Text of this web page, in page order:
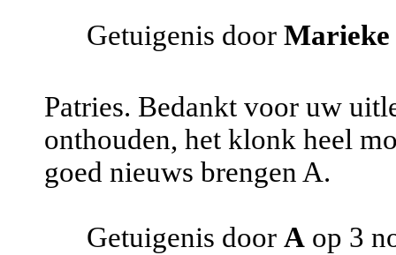
Getuigenis door Marieke
Patries. Bedankt voor uw
onthouden, het klonk heel
goed nieuws brengen A.
Getuigenis door A op 3